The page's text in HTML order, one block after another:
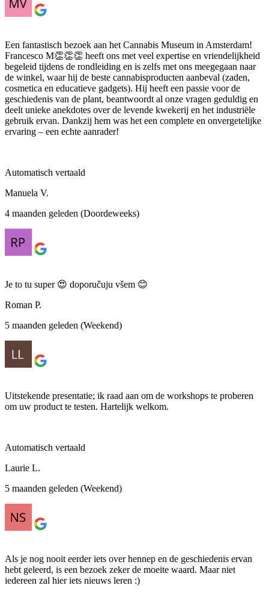
Een fantastisch bezoek aan het Cannabis Museum in Amsterdam!
Francesco M👏👏👏 heeft ons met veel expertise en vriendelijkheid
begeleid tijdens de rondleiding en is zelfs met ons meegegaan naar
de winkel, waar hij de beste cannabisproducten aanbeval (zaden,
cosmetica en educatieve gadgets). Hij heeft een passie voor de
geschiedenis van de plant, beantwoordt al onze vragen geduldig en
deelt unieke anekdotes over de levende kwekerij en het industriële
gebruik ervan. Dankzij hem was het een complete en onvergetelijke
ervaring – een echte aanrader!
Automatisch vertaald
Manuela V.
4 maanden geleden (Doordeweeks)
Je to tu super 😍 doporučuju všem 😊
Roman P.
5 maanden geleden (Weekend)
Uitstekende presentatie; ik raad aan om de workshops te proberen
om uw product te testen. Hartelijk welkom.
Automatisch vertaald
Laurie L.
5 maanden geleden (Weekend)
Als je nog nooit eerder iets over hennep en de geschiedenis ervan
hebt geleerd, is een bezoek zeker de moeite waard. Maar niet
iedereen zal hier iets nieuws leren :)